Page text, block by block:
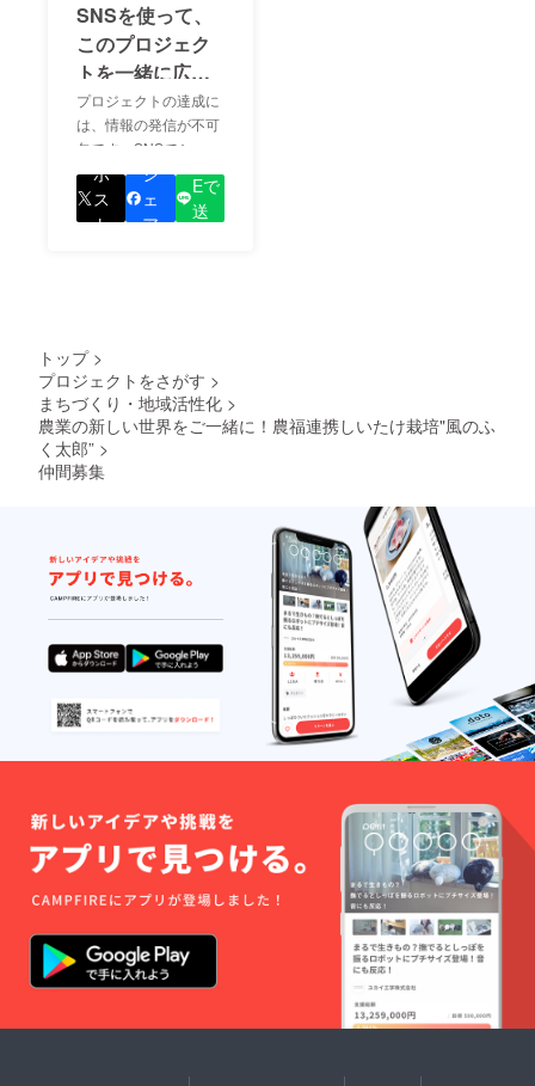
SNSを使って、
このプロジェク
トを一緒に広め
ましょう！
プロジェクトの達成に
は、情報の発信が不可
欠です。SNSでシェア
をして、あなたが応援
しているプロジェクト
の良さを知ってもらい
ポ
ス
ト
シ
ェ
ア
Eで
送
トップ >
プロジェクトをさがす >
まちづくり・地域活性化 >
農業の新しい世界をご一緒に！農福連携しいたけ栽培"風のふ
く太郎” >
仲間募集